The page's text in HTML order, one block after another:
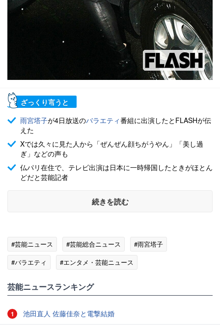
ざっくり言うと
雨宮塔子が4日放送のバラエティ番組に出演したとFLASHが伝
えた
Xでは久々に見た人から「ぜんぜん顔ちがうやん」「美し過
ぎ」などの声も
仏パリ在住で、テレビ出演は日本に一時帰国したときがほとん
どだと芸能記者
続きを読む
#芸能ニュース #芸能総合ニュース
#雨宮塔子
#バラエティ
#エンタメ・芸能ニュース
芸能ニュースランキング
1 池田直人 佐藤佳奈と電撃結婚